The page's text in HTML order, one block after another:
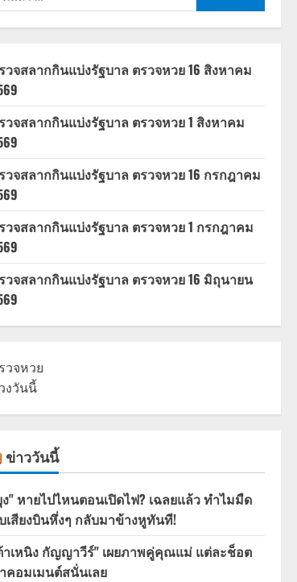
หรับ:
วจสลากกินแบ่งรัฐบาล ตรวจหวย 16 สิงหาคม
วจสลากกินแบ่งรัฐบาล ตรวจหวย 1 สิงหาคม
วจสลากกินแบ่งรัฐบาล ตรวจหวย 16 กรกฎาคม
วจสลากกินแบ่งรัฐบาล ตรวจหวย 1 กรกฎาคม
วจสลากกินแบ่งรัฐบาล ตรวจหวย 16 มิถุนายน
วจหวย
งวันนี้
ข่าววันนี้
" หายไปไหนตอนเปิดไฟ? เฉลยแล้ว ทำไมมืด
เสียงบินหึ่งๆ กลับมาข้างหูทันที!
าเหนิง กัญญาวีร์" เผยภาพคู่คุณแม่ แต่ละช็อต
คอมเมนต์สนั่นเลย